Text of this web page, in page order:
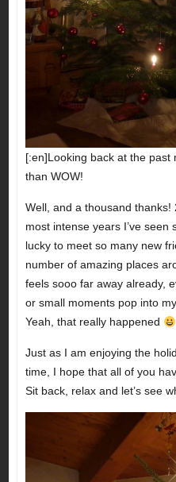
[:en]Looking back at the past
than WOW!
Well, and a thousand
most intense years I’ve
lucky to meet so many new
number of amazing places
feels sooo far away already,
or small moments pop into
Yeah, that really happened
Just as I am enjoying the
time, I hope that all of you
Sit back, relax and let’s see